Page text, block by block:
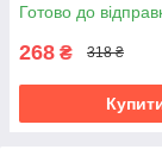
Готово до
268 ₴ 318 ₴